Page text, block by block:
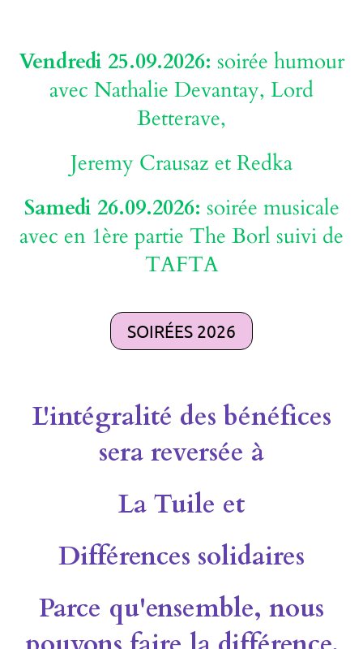
Vendredi 25.09.2026: soirée humour
avec Nathalie Devantay, Lord
Betterave,
Jeremy Crausaz et Redka
Samedi 26.09.2026: soirée musicale
avec en 1ère partie The Borl suivi de
TAFTA
SOIRÉES 2026
L'intégralité des bénéfices
sera reversée à
La Tuile et
Différences solidaires
Parce qu'ensemble, nous